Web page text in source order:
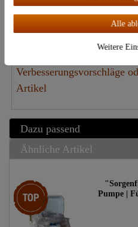
um dieDestillatio
können.
Verbesserungsvorschläge
Artikel
Dazu passend
Ähnliche Artikel
Top-Artikel
Pumpe |
Alle
Weitere